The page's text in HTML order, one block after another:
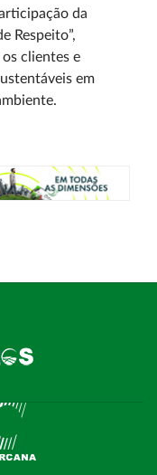
da
Respeito”,
clientes e
em